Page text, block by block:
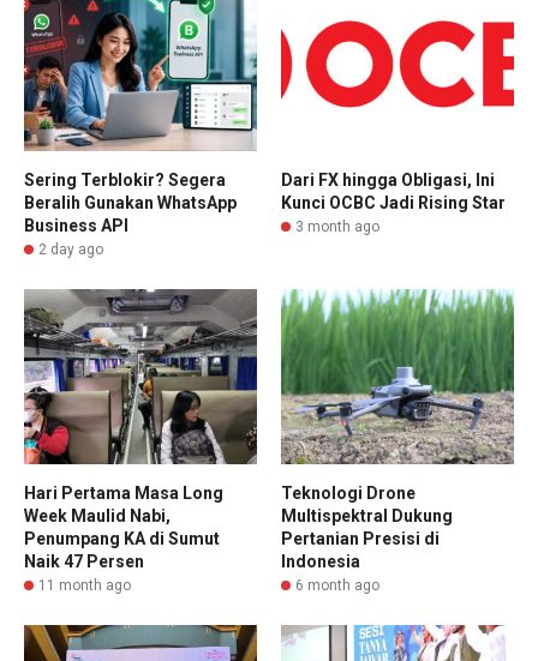
Sering Terblokir? Segera
Beralih Gunakan WhatsApp
Business API
2 day ago
Dari FX hingga Obligasi, Ini
Kunci OCBC Jadi Rising Star
3 month ago
Hari Pertama Masa Long
Week Maulid Nabi,
Penumpang KA di Sumut
Naik 47 Persen
11 month ago
Teknologi Drone
Multispektral Dukung
Pertanian Presisi di
Indonesia
6 month ago